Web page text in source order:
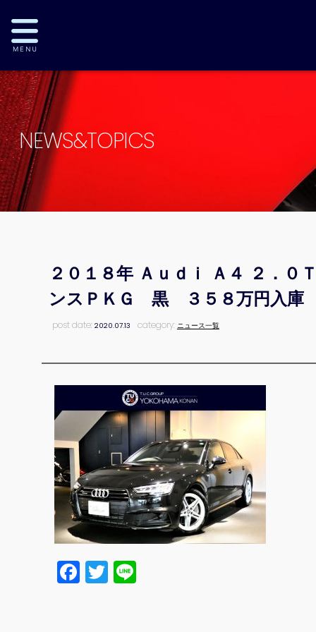
NEWS&TOPICS
２０１８年 Ａｕｄｉ Ａ４ ２．
ンスＰＫＧ 黒 ３５８万円入庫
post date:2020.07.13 category: ニュース一覧
Facebook
Twitter